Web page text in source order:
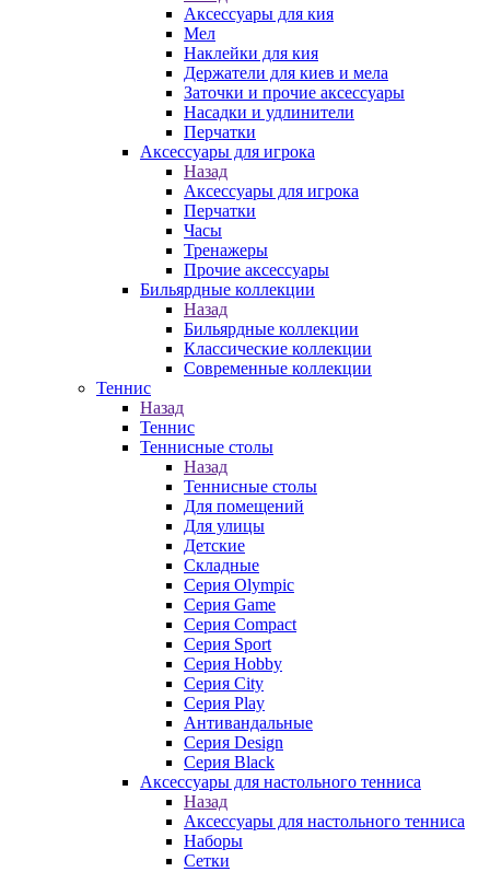
Аксессуары для кия
Мел
Наклейки для кия
Держатели для киев и мела
Заточки и прочие аксессуары
Насадки и удлинители
Перчатки
Аксессуары для игрока
Назад
Аксессуары для игрока
Перчатки
Часы
Тренажеры
Прочие аксессуары
Бильярдные коллекции
Назад
Бильярдные коллекции
Классические коллекции
Современные коллекции
Теннис
Назад
Теннис
Теннисные столы
Назад
Теннисные столы
Для помещений
Для улицы
Детские
Складные
Серия Olympic
Серия Game
Серия Compact
Серия Sport
Серия Hobby
Серия City
Серия Play
Антивандальные
Серия Design
Серия Black
Аксессуары для настольного тенниса
Назад
Аксессуары для настольного тенниса
Наборы
Сетки